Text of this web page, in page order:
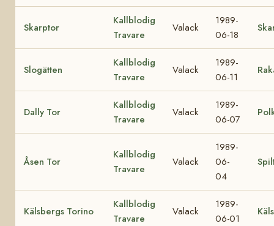
Skarptor
Kallblodig
Travare
Valack
1989-
06-18
Slogätten
Kallblodig
Travare
Valack
1989-
06-11
Dally Tor
Kallblodig
Travare
Valack
1989-
06-07
Åsen Tor
Kallblodig
Travare
Valack
1989-
06-
04
Kälsbergs Torino
Kallblodig
Travare
Valack
1989-
06-01